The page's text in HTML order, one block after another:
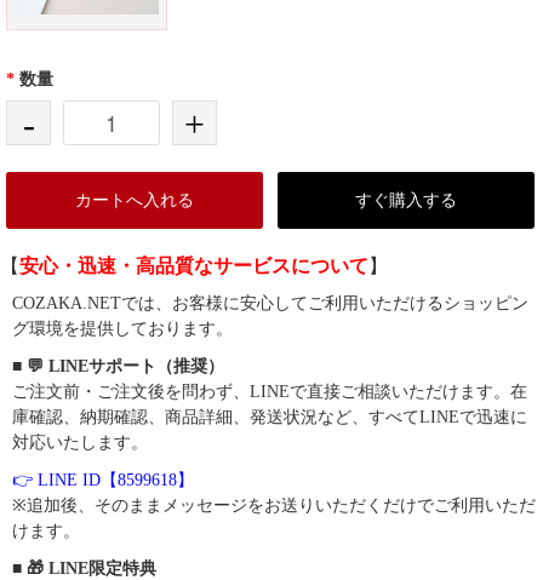
* 数量
- +
カートへ入れる すぐ購入する
【安心・迅速・高品質なサービスについて 】
COZAKA.NETでは、お客様に安心してご利用いただけるショッピン
グ環境を提供しております。
■ 💬 LINEサポート（推奨）
ご注文前・ご注文後を問わず、LINEで直接ご相談いただけます。在
庫確認、納期確認、商品詳細、発送状況など、すべてLINEで迅速に
対応いたします。
👉 LINE ID【8599618】
※追加後、そのままメッセージをお送りいただくだけでご利用いただ
けます。
■ 🎁 LINE限定特典